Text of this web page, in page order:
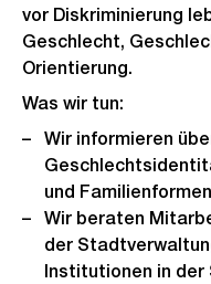
vor Diskriminierung
Geschlecht,
Orientierung.
Was wir tun:
Wir informieren
und
Wir beraten
der
Institutionen in der